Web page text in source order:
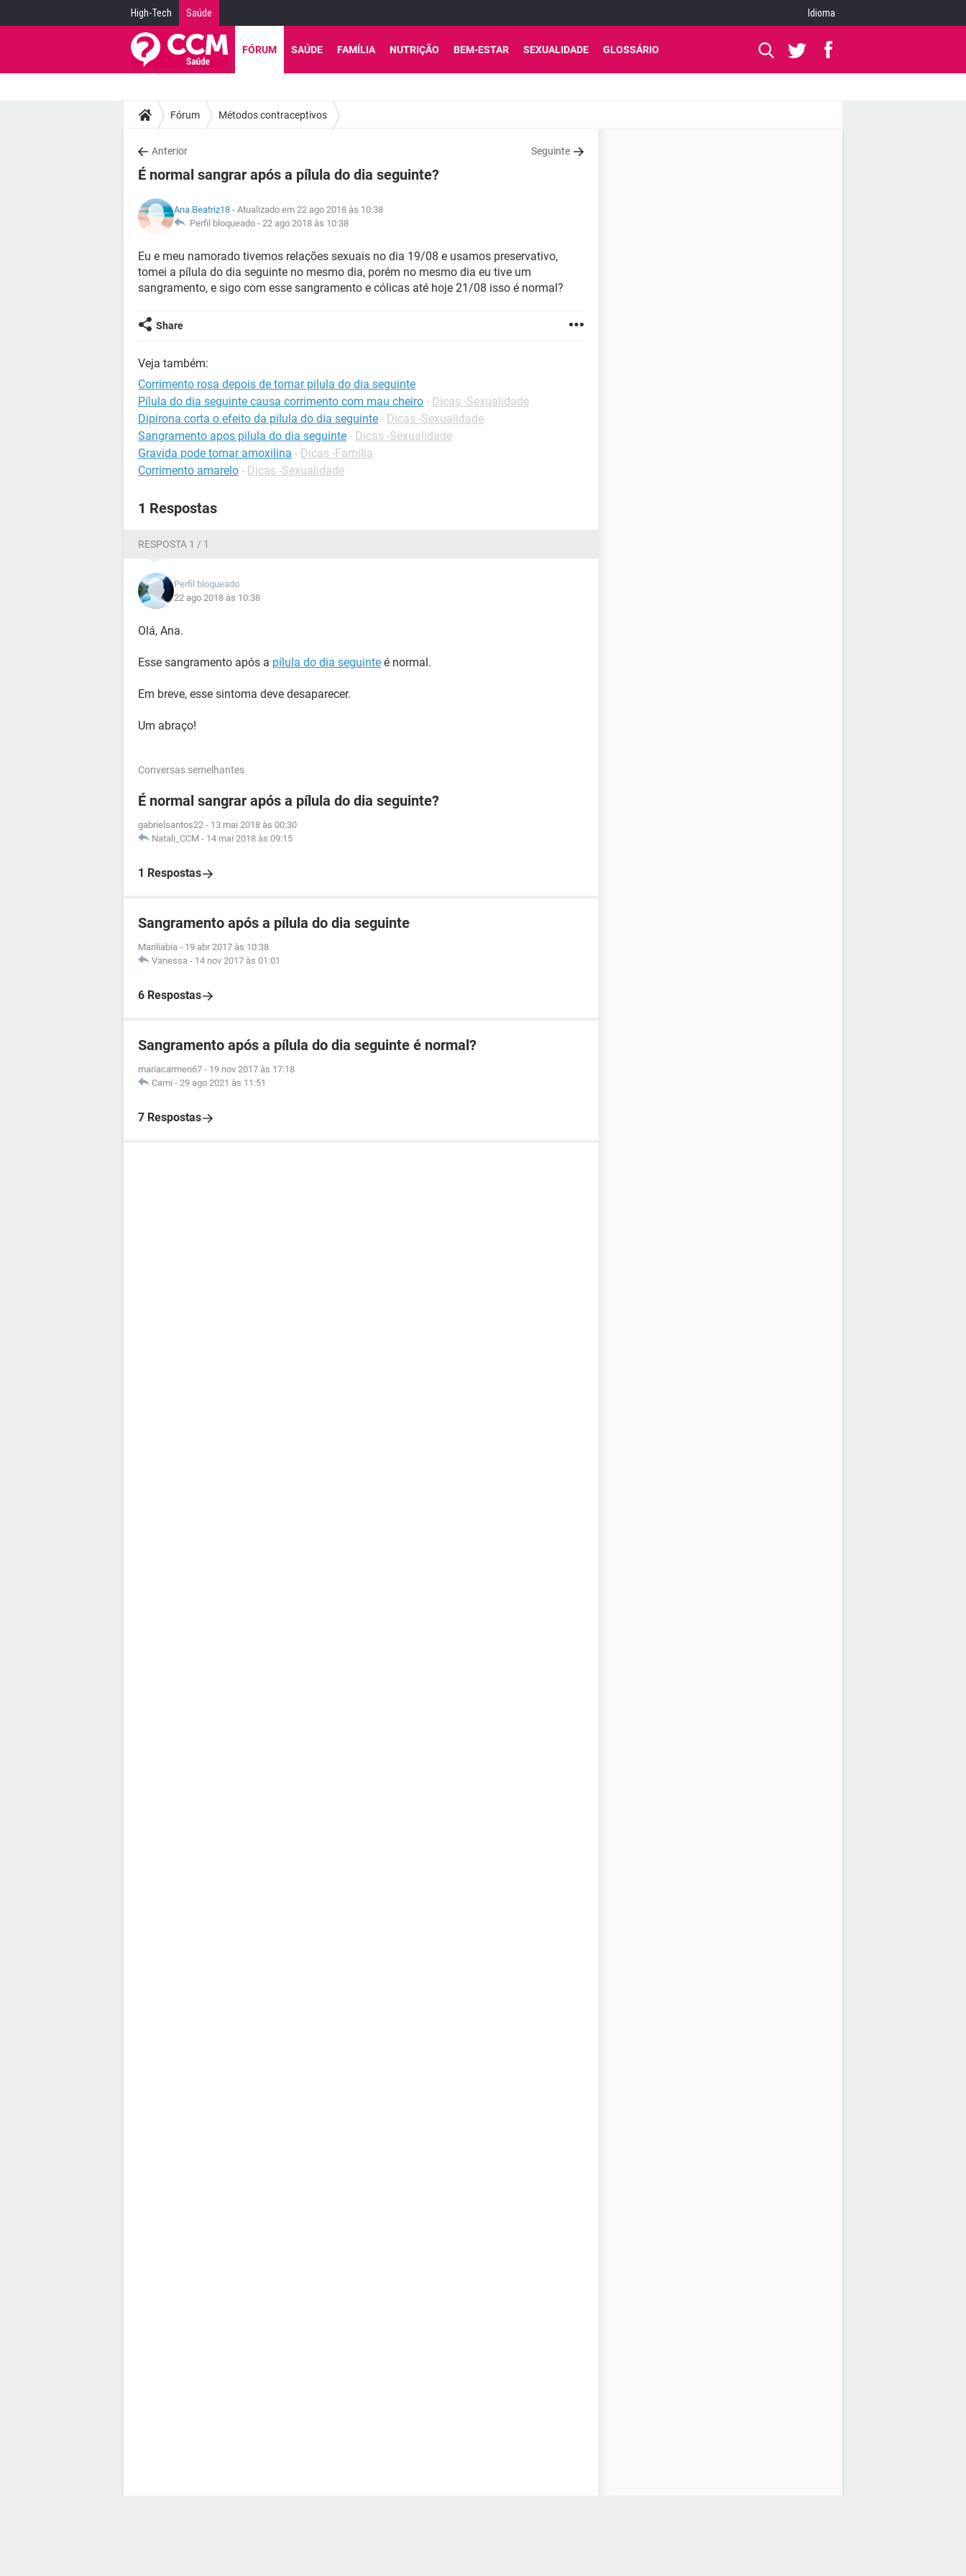
High-Tech Saúde Idioma
FÓRUM SAÚDE FAMÍLIA NUTRIÇÃO BEM-ESTAR SEXUALIDADE GLOSSÁRIO
Fórum Métodos contraceptivos
Anterior Seguinte
É normal sangrar após a pílula do dia seguinte?
Ana.Beatriz18 - Atualizado em 22 ago 2018 às 10:38
Perfil bloqueado - 22 ago 2018 às 10:38
Eu e meu namorado tivemos relações sexuais no dia 19/08 e usamos preservativo,
tomei a pílula do dia seguinte no mesmo dia, porém no mesmo dia eu tive um
sangramento, e sigo com esse sangramento e cólicas até hoje 21/08 isso é normal?
Share
Veja também:
Corrimento rosa depois de tomar pilula do dia seguinte
Pílula do dia seguinte causa corrimento com mau cheiro - Dicas -Sexualidade
Dipirona corta o efeito da pilula do dia seguinte - Dicas -Sexualidade
Sangramento apos pilula do dia seguinte - Dicas -Sexualidade
Gravida pode tomar amoxilina - Dicas -Família
Corrimento amarelo - Dicas -Sexualidade
1 Respostas
RESPOSTA 1 / 1
Perfil bloqueado
22 ago 2018 às 10:38
Olá, Ana.
Esse sangramento após a pílula do dia seguinte é normal.
Em breve, esse sintoma deve desaparecer.
Um abraço!
Conversas semelhantes
É normal sangrar após a pílula do dia seguinte?
gabrielsantos22 - 13 mai 2018 às 00:30
Natali_CCM - 14 mai 2018 às 09:15
1 Respostas
Sangramento após a pílula do dia seguinte
Mariliabia - 19 abr 2017 às 10:38
Vanessa - 14 nov 2017 às 01:01
6 Respostas
Sangramento após a pílula do dia seguinte é normal?
mariacarmen67 - 19 nov 2017 às 17:18
Cami - 29 ago 2021 às 11:51
7 Respostas